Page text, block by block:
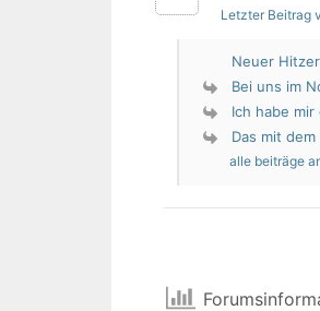
Letzter Beitrag
Neuer
Bei uns im
Ich habe mir
Das mit
alle beiträge